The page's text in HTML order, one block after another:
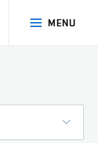
MENU